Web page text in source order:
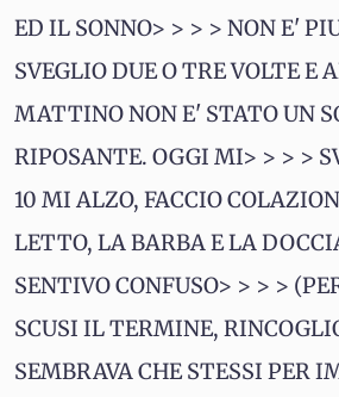
ED IL SONNO> > > > NON E'
SVEGLIO DUE O TRE VOLTE E
MATTINO NON E' STATO UN
RIPOSANTE. OGGI MI> > > >
10 MI ALZO, FACCIO
LETTO, LA BARBA E LA
SENTIVO CONFUSO> > > >
SCUSI IL TERMINE,
SEMBRAVA CHE STESSI PER